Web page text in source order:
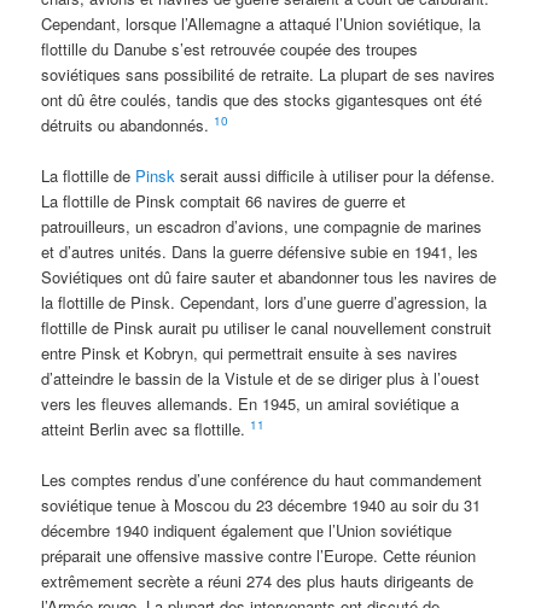
Cependant, lorsque l’Allemagne a attaqué l’Union soviétique, la
flottille du Danube s’est retrouvée coupée des troupes
soviétiques sans possibilité de retraite. La plupart de ses navires
ont dû être coulés, tandis que des stocks gigantesques ont été
détruits ou abandonnés. 10
La flottille de Pinsk serait aussi difficile à utiliser pour la défense.
La flottille de Pinsk comptait 66 navires de guerre et
patrouilleurs, un escadron d’avions, une compagnie de marines
et d’autres unités. Dans la guerre défensive subie en 1941, les
Soviétiques ont dû faire sauter et abandonner tous les navires de
la flottille de Pinsk. Cependant, lors d’une guerre d’agression, la
flottille de Pinsk aurait pu utiliser le canal nouvellement construit
entre Pinsk et Kobryn, qui permettrait ensuite à ses navires
d’atteindre le bassin de la Vistule et de se diriger plus à l’ouest
vers les fleuves allemands. En 1945, un amiral soviétique a
atteint Berlin avec sa flottille. 11
Les comptes rendus d’une conférence du haut commandement
soviétique tenue à Moscou du 23 décembre 1940 au soir du 31
décembre 1940 indiquent également que l’Union soviétique
préparait une offensive massive contre l’Europe. Cette réunion
extrêmement secrète a réuni 274 des plus hauts dirigeants de